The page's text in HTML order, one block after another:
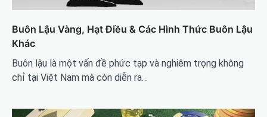
Buôn Lậu Vàng, Hạt Điều & Các Hình Thức Buôn Lậu
Khác
Buôn lậu là một vấn đề phức tạp và nghiêm trọng không
chỉ tại Việt Nam mà còn diễn ra…